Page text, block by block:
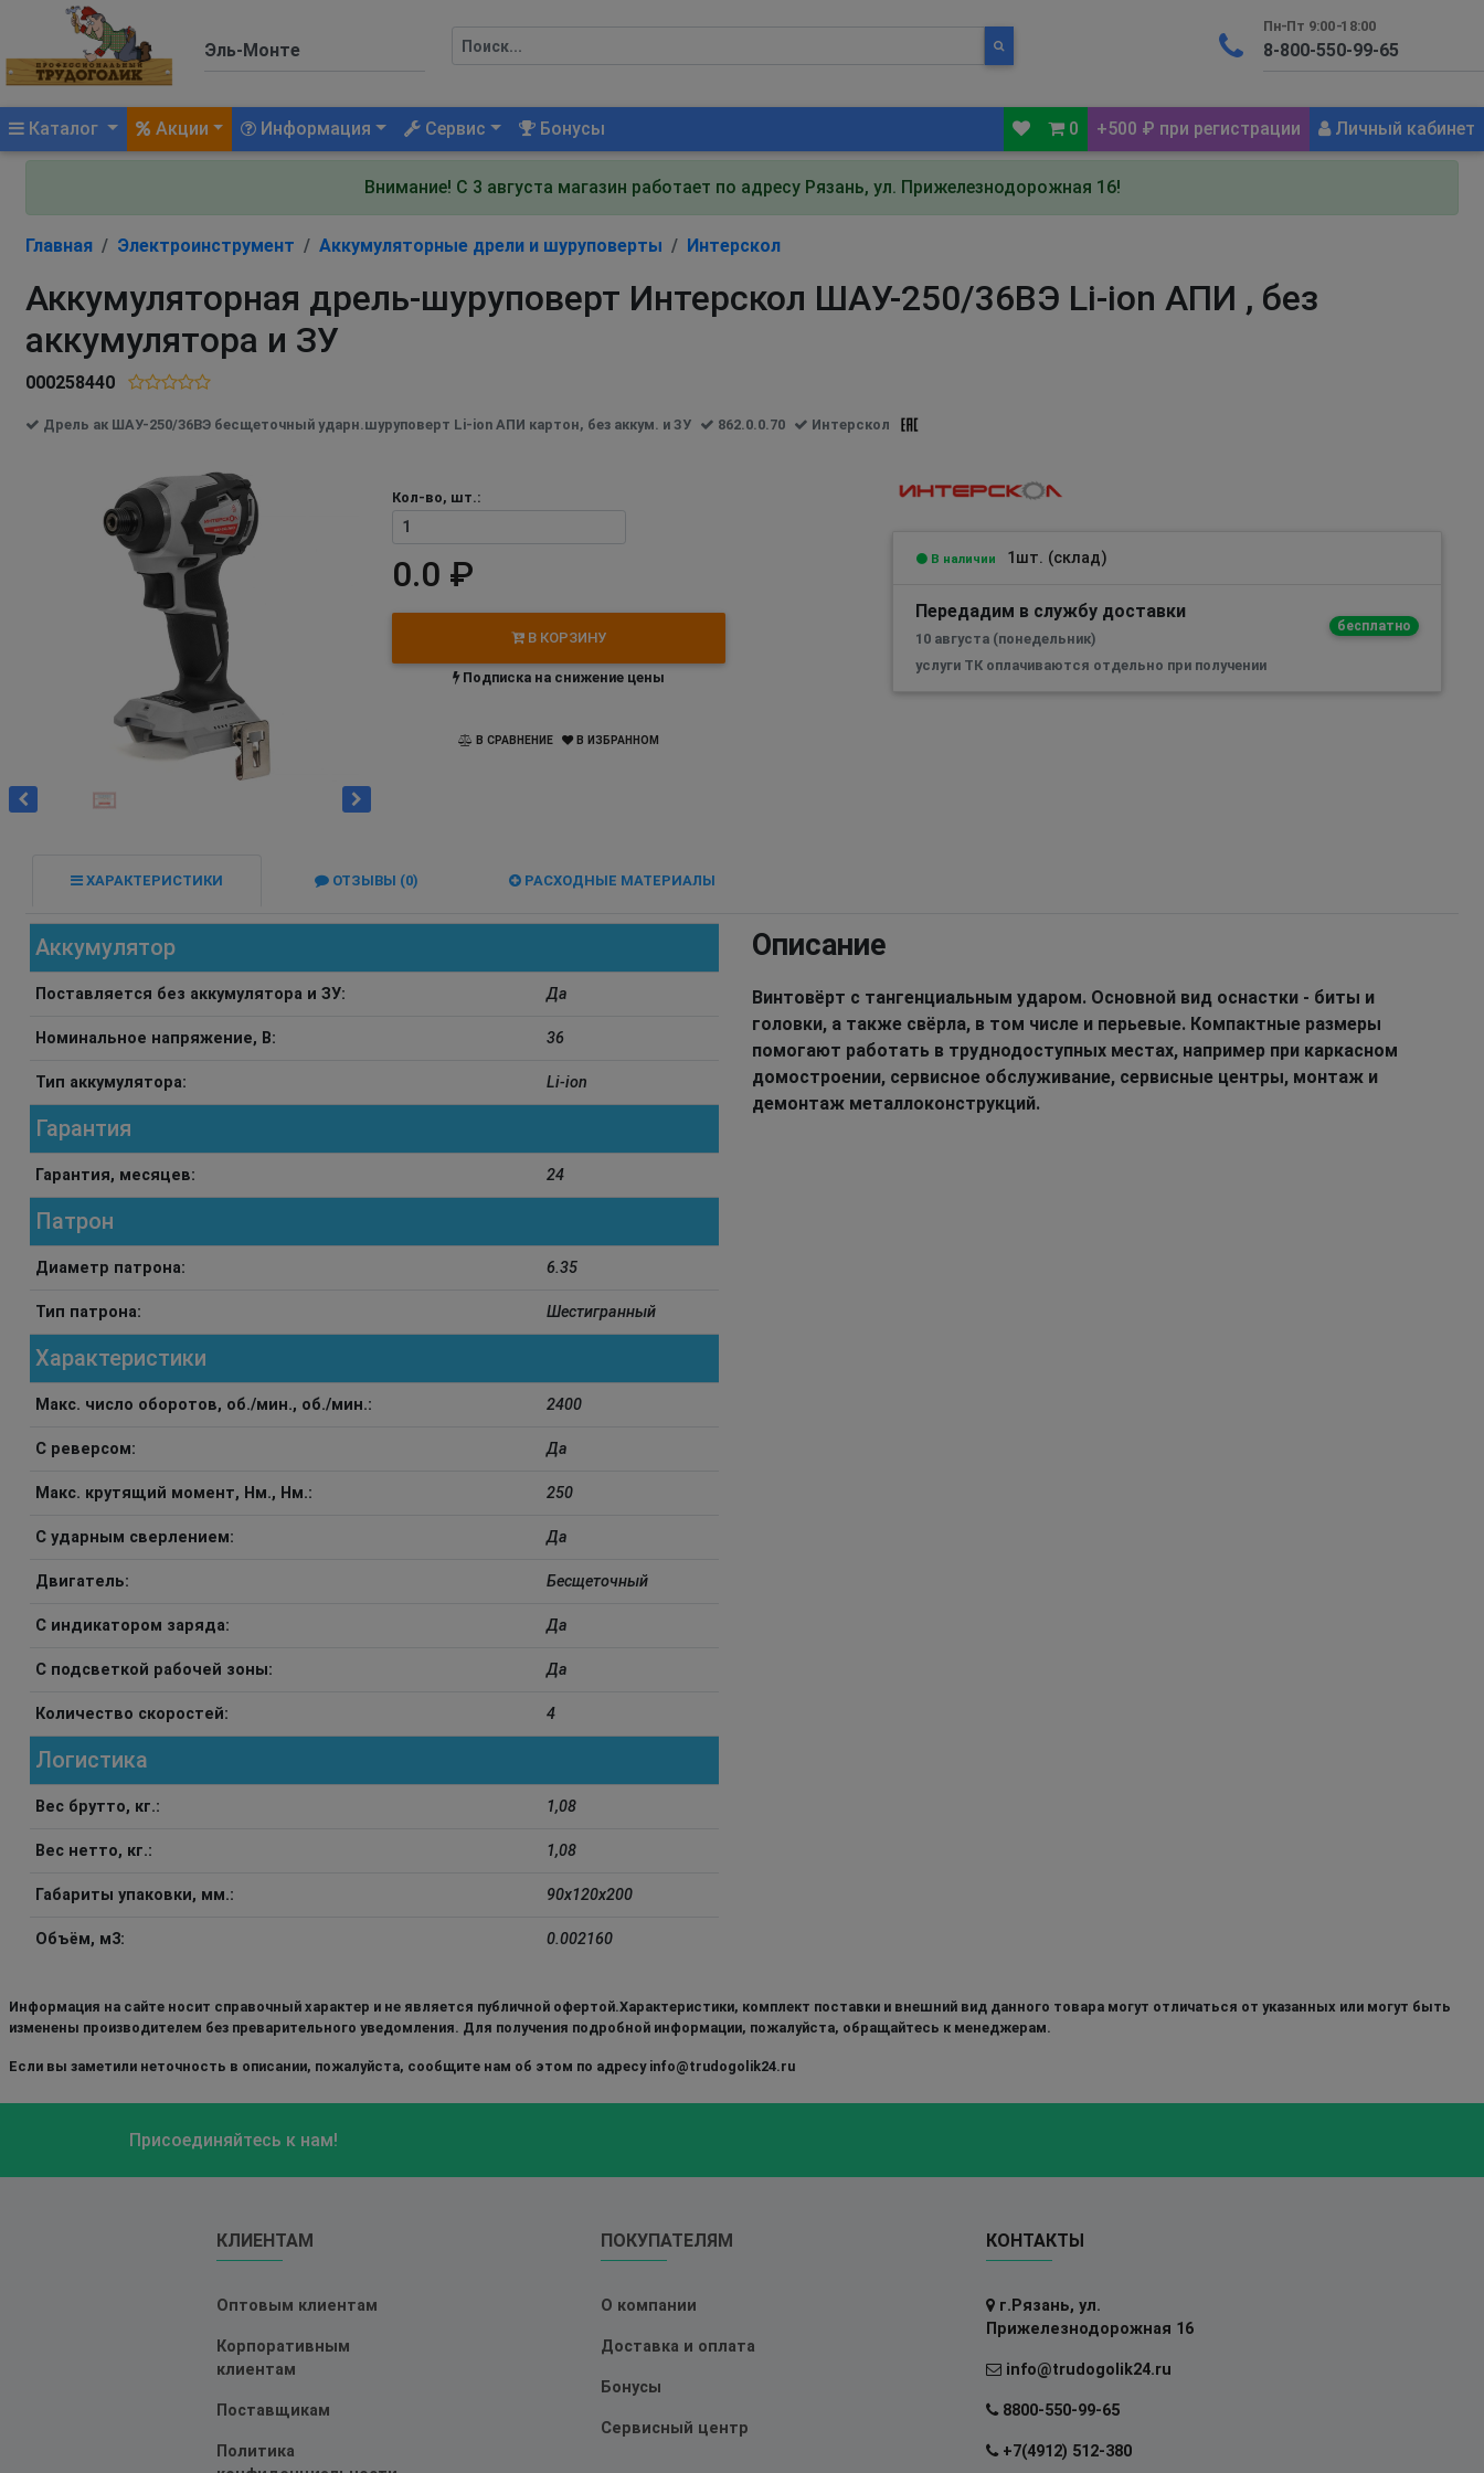
Пн-Пт 9:00-18:00
Каталог (current)Акции Информация Сервис Бонусы 0 +500 ₽ при регистрации Личный кабинет
Внимание! С 3 августа магазин работает по адресу Рязань, ул. Прижелезнодорожная 16!
Главная Электроинструмент Аккумуляторные дрели и шуруповерты Интерскол
Аккумуляторная дрель-шуруповерт Интерскол ШАУ-250/36ВЭ Li-ion АПИ , без
аккумулятора и ЗУ
000258440
Дрель ак ШАУ-250/36ВЭ бесщеточный ударн.шуруповерт Li-ion АПИ картон, без аккум. и ЗУ 862.0.0.70 Интерскол
Кол-во, шт.:
0.0 ₽
В КОРЗИНУ
Подписка на снижение цены
В СРАВНЕНИЕ В ИЗБРАННОМ
В наличии 1шт. (склад)
Передадим в службу доставки
бесплатно
10 августа (понедельник)
услуги ТК оплачиваются отдельно при получении
ХАРАКТЕРИСТИКИ ОТЗЫВЫ (0) РАСХОДНЫЕ МАТЕРИАЛЫ
Аккумулятор
Поставляется без аккумулятора и ЗУ: Да
Номинальное напряжение, В: 36
Тип аккумулятора: Li-ion
Гарантия
Гарантия, месяцев: 24
Патрон
Диаметр патрона: 6.35
Тип патрона: Шестигранный
Характеристики
Макс. число оборотов, об./мин., об./мин.: 2400
С реверсом: Да
Макс. крутящий момент, Нм., Нм.: 250
С ударным сверлением: Да
Двигатель: Бесщеточный
С индикатором заряда: Да
С подсветкой рабочей зоны: Да
Количество скоростей: 4
Логистика
Вес брутто, кг.: 1,08
Вес нетто, кг.: 1,08
Габариты упаковки, мм.: 90x120x200
Объём, м3: 0.002160
Описание
Винтовёрт с тангенциальным ударом. Основной вид оснастки - биты и
головки, а также свёрла, в том числе и перьевые. Компактные размеры
помогают работать в труднодоступных местах, например при каркасном
домостроении, сервисное обслуживание, сервисные центры, монтаж и
демонтаж металлоконструкций.
Информация на сайте носит справочный характер и не является публичной офертой.Характеристики, комплект поставки и внешний вид данного товара могут отличаться от указанных или могут быть
изменены производителем без преварительного уведомления. Для получения подробной информации, пожалуйста, обращайтесь к менеджерам.
Если вы заметили неточность в описании, пожалуйста, сообщите нам об этом по адресу info@trudogolik24.ru
Присоединяйтесь к нам!
КЛИЕНТАМ
Оптовым клиентам
Корпоративным
клиентам
Поставщикам
Политика
ПОКУПАТЕЛЯМ
О компании
Доставка и оплата
Бонусы
Сервисный центр
КОНТАКТЫ
г.Рязань, ул.
Прижелезнодорожная 16
info@trudogolik24.ru
8800-550-99-65
+7(4912) 512-380